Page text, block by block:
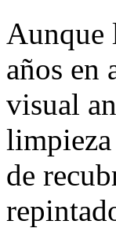
Aunque
años en
visual
limpieza
de